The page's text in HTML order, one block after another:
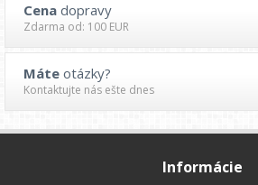
Cena dopravy
Zdarma od: 100 EUR
Máte otázky?
Kontaktujte nás ešte dnes
Informácie